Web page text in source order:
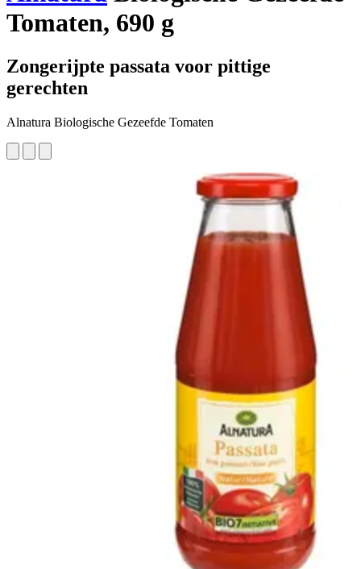
Tomaten, 690 g
Zongerijpte passata voor pittige
gerechten
Alnatura Biologische Gezeefde Tomaten